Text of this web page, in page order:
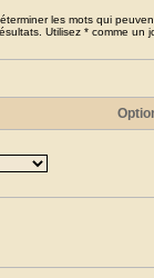
les mots qui
Utilisez * comme un